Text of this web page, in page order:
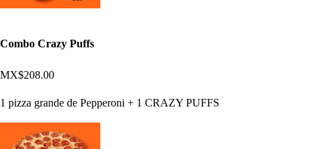
Combo Crazy Puffs
MX$208.00
1 pizza grande de Pepperoni + 1 CRAZY PUFFS